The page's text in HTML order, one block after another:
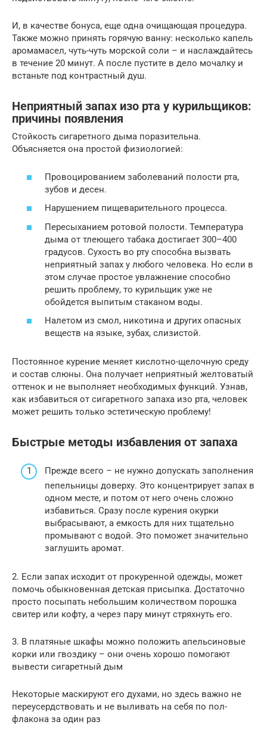
И, в качестве бонуса, еще одна очищающая процедура.
Также можно принять горячую ванну: несколько капель
аромамасел, чуть-чуть морской соли – и наслаждайтесь
в течение 20 минут. А после пустите в дело мочалку и
встаньте под контрастный душ.
Неприятный запах изо рта у курильщиков:
причины появления
Стойкость сигаретного дыма поразительна.
Объясняется она простой физиологией:
Провоцированием заболеваний полости рта,
зубов и десен.
Нарушением пищеварительного процесса.
Пересыханием ротовой полости. Температура
дыма от тлеющего табака достигает 300–400
градусов. Сухость во рту способна вызвать
неприятный запах у любого человека. Но если в
этом случае простое увлажнение способно
решить проблему, то курильщик уже не
обойдется выпитым стаканом воды.
Налетом из смол, никотина и других опасных
веществ на языке, зубах, слизистой.
Постоянное курение меняет кислотно-щелочную среду
и состав слюны. Она получает неприятный желтоватый
оттенок и не выполняет необходимых функций. Узнав,
как избавиться от сигаретного запаха изо рта, человек
может решить только эстетическую проблему!
Быстрые методы избавления от запаха
Прежде всего – не нужно допускать заполнения
пепельницы доверху. Это концентрирует запах в
одном месте, и потом от него очень сложно
избавиться. Сразу после курения окурки
выбрасывают, а емкость для них тщательно
промывают с водой. Это поможет значительно
заглушить аромат.
2. Если запах исходит от прокуренной одежды, может
помочь обыкновенная детская присыпка. Достаточно
просто посыпать небольшим количеством порошка
свитер или кофту, а через пару минут стряхнуть его.
3. В платяные шкафы можно положить апельсиновые
корки или гвоздику – они очень хорошо помогают
вывести сигаретный дым
Некоторые маскируют его духами, но здесь важно не
переусердствовать и не выливать на себя по пол-
флакона за один раз